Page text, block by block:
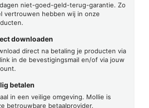
niet-goed-geld-terug-garantie. Zo
vertrouwen hebben wij in onze
downloaden
direct na betaling je producten via
in de bevestigingsmail en/of via jouw
betalen
in een veilige omgeving. Mollie is
betrouwbare betaalprovider.